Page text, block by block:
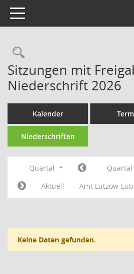
Toggle navigation
Rechercheauswahl
Sitzungen mit
Niederschrift 2026
Kalender
Niederschriften
Quartal Quartal
Aktuell
Amt Lützow-
Keine Daten gefunden.